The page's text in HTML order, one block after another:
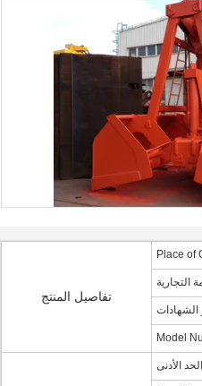
تفاصيل المنتج
Place of
التجارية
الشهادات
Model
الأدنى